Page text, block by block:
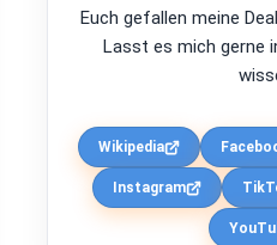
Euch gefallen meine
Lasst es mich gerne
Wikipedia
Instagram